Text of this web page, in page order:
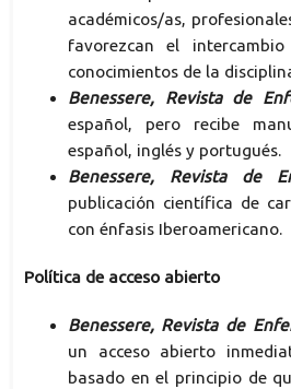
académicos/as,
favorezcan el
conocimientos de la
Benessere, Revista de
español, pero recibe
español, inglés y portugués.
Benessere, Revista de
publicación científica de
con énfasis Iberoamericano.
Política de acceso abierto
Benessere, Revista de
un acceso abierto
basado en el principio de